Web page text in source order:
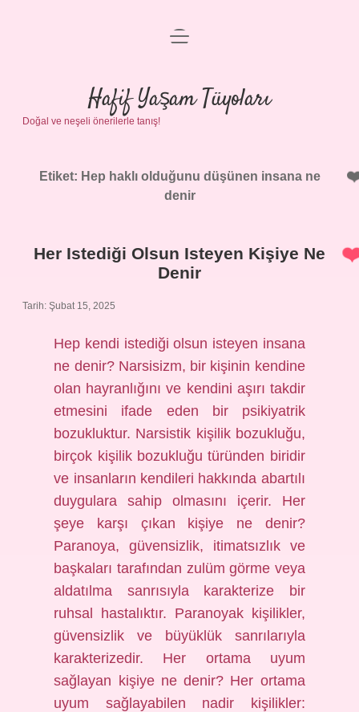
Anasayfa
Gizlilik Politikası
Yasal Uyarı
menüyü
Hafif Yaşam Tüyoları
Doğal ve neşeli önerilerle tanış!
Etiket: Hep haklı olduğunu düşünen insana ne
denir
Her Istediği Olsun Isteyen Kişiye Ne
Denir
Tarih: Şubat 15, 2025
Hep kendi istediği olsun isteyen insana
ne denir? Narsisizm, bir kişinin kendine
olan hayranlığını ve kendini aşırı takdir
etmesini ifade eden bir psikiyatrik
bozukluktur. Narsistik kişilik bozukluğu,
birçok kişilik bozukluğu türünden biridir
ve insanların kendileri hakkında abartılı
duygulara sahip olmasını içerir. Her
şeye karşı çıkan kişiye ne denir?
Paranoya, güvensizlik, itimatsızlık ve
başkaları tarafından zulüm görme veya
aldatılma sanrısıyla karakterize bir
ruhsal hastalıktır. Paranoyak kişilikler,
güvensizlik ve büyüklük sanrılarıyla
karakterizedir. Her ortama uyum
sağlayan kişiye ne denir? Her ortama
uyum sağlayabilen nadir kişilikler: